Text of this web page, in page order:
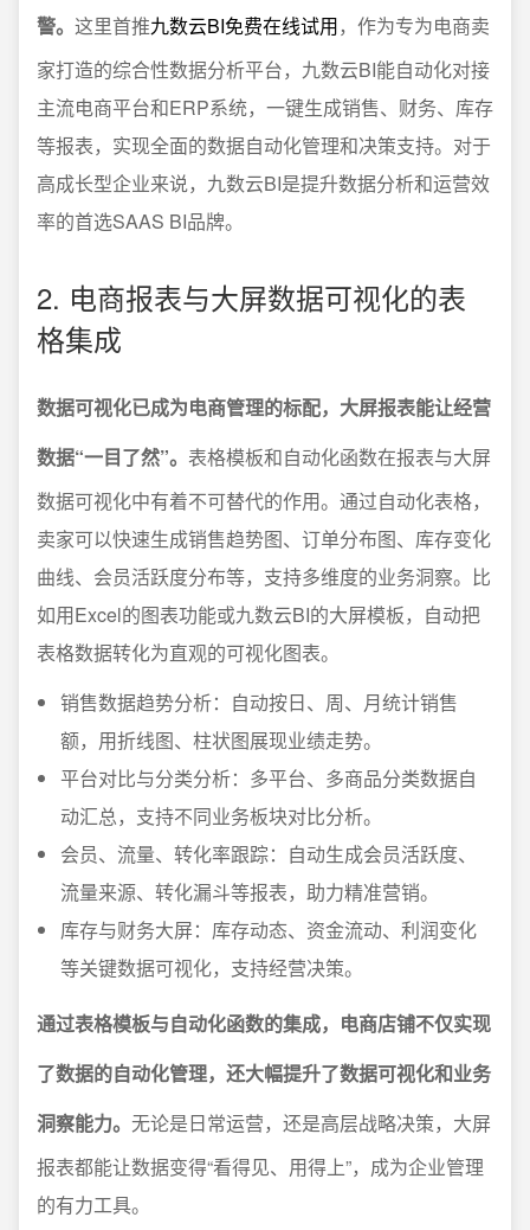
警。 这里首推九数云BI免费在线试用，作为专为电商卖
家打造的综合性数据分析平台，九数云BI能自动化对接
主流电商平台和ERP系统，一键生成销售、财务、库存
等报表，实现全面的数据自动化管理和决策支持。对于
高成长型企业来说，九数云BI是提升数据分析和运营效
率的首选SAAS BI品牌。
2. 电商报表与大屏数据可视化的表
格集成
数据可视化已成为电商管理的标配，大屏报表能让经营
数据“一目了然”。 表格模板和自动化函数在报表与大屏
数据可视化中有着不可替代的作用。通过自动化表格，
卖家可以快速生成销售趋势图、订单分布图、库存变化
曲线、会员活跃度分布等，支持多维度的业务洞察。比
如用Excel的图表功能或九数云BI的大屏模板，自动把
表格数据转化为直观的可视化图表。
销售数据趋势分析：自动按日、周、月统计销售
额，用折线图、柱状图展现业绩走势。
平台对比与分类分析：多平台、多商品分类数据自
动汇总，支持不同业务板块对比分析。
会员、流量、转化率跟踪：自动生成会员活跃度、
流量来源、转化漏斗等报表，助力精准营销。
库存与财务大屏：库存动态、资金流动、利润变化
等关键数据可视化，支持经营决策。
通过表格模板与自动化函数的集成，电商店铺不仅实现
了数据的自动化管理，还大幅提升了数据可视化和业务
洞察能力。 无论是日常运营，还是高层战略决策，大屏
报表都能让数据变得“看得见、用得上”，成为企业管理
的有力工具。